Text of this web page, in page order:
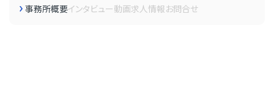
事務所概要インタビュー動画求人情報お問合せ